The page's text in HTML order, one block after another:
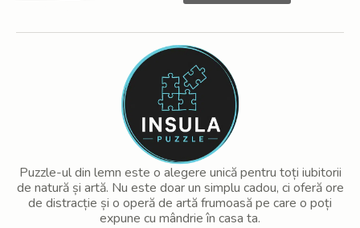
Puzzle-ul din lemn este o alegere unică pentru toți iubitorii
de natură și artă. Nu este doar un simplu cadou, ci oferă ore
de distracție și o operă de artă frumoasă pe care o poți
expune cu mândrie în casa ta.